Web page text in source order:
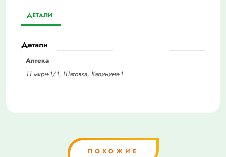
мл
ДЕТАЛИ
Детали
Аптека
11 мкрн-1/1, Шатовка, Калинина-1
ПОХОЖИЕ